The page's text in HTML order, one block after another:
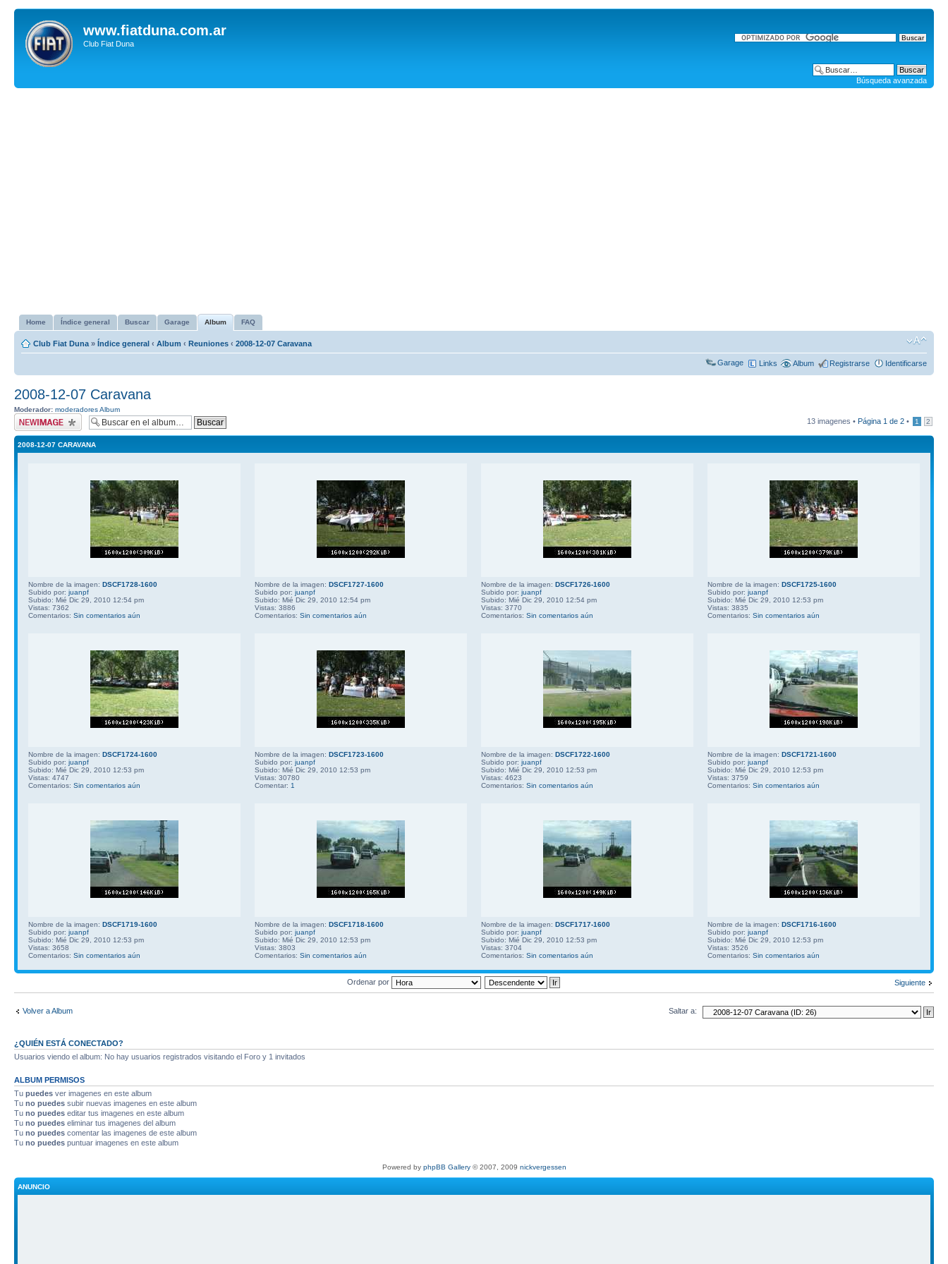
www.fiatduna.com.ar
Club Fiat Duna
Búsqueda avanzada
Home Índice general Buscar Garage Album FAQ
Club Fiat Duna » Índice general ‹ Album ‹ Reuniones ‹ 2008-12-07 Caravana
Garage Links Album Registrarse Identificarse
2008-12-07 Caravana
Moderador: moderadores Album
Subir imagen 13 imagenes • Página 1 de 2 • 1 2
2008-12-07 CARAVANA
Nombre de la imagen: DSCF1728-1600
Subido por: juanpf
Subido: Mié Dic 29, 2010 12:54 pm
Vistas: 7362
Comentarios: Sin comentarios aún
Nombre de la imagen: DSCF1727-1600
Subido por: juanpf
Subido: Mié Dic 29, 2010 12:54 pm
Vistas: 3886
Comentarios: Sin comentarios aún
Nombre de la imagen: DSCF1726-1600
Subido por: juanpf
Subido: Mié Dic 29, 2010 12:54 pm
Vistas: 3770
Comentarios: Sin comentarios aún
Nombre de la imagen: DSCF1725-1600
Subido por: juanpf
Subido: Mié Dic 29, 2010 12:53 pm
Vistas: 3835
Comentarios: Sin comentarios aún
Nombre de la imagen: DSCF1724-1600
Subido por: juanpf
Subido: Mié Dic 29, 2010 12:53 pm
Vistas: 4747
Comentarios: Sin comentarios aún
Nombre de la imagen: DSCF1723-1600
Subido por: juanpf
Subido: Mié Dic 29, 2010 12:53 pm
Vistas: 30780
Comentar: 1
Nombre de la imagen: DSCF1722-1600
Subido por: juanpf
Subido: Mié Dic 29, 2010 12:53 pm
Vistas: 4623
Comentarios: Sin comentarios aún
Nombre de la imagen: DSCF1721-1600
Subido por: juanpf
Subido: Mié Dic 29, 2010 12:53 pm
Vistas: 3759
Comentarios: Sin comentarios aún
Nombre de la imagen: DSCF1719-1600
Subido por: juanpf
Subido: Mié Dic 29, 2010 12:53 pm
Vistas: 3658
Comentarios: Sin comentarios aún
Nombre de la imagen: DSCF1718-1600
Subido por: juanpf
Subido: Mié Dic 29, 2010 12:53 pm
Vistas: 3803
Comentarios: Sin comentarios aún
Nombre de la imagen: DSCF1717-1600
Subido por: juanpf
Subido: Mié Dic 29, 2010 12:53 pm
Vistas: 3704
Comentarios: Sin comentarios aún
Nombre de la imagen: DSCF1716-1600
Subido por: juanpf
Subido: Mié Dic 29, 2010 12:53 pm
Vistas: 3526
Comentarios: Sin comentarios aún
Siguiente
Ordenar por
Volver a Album Saltar a:
¿QUIÉN ESTÁ CONECTADO?
Usuarios viendo el album: No hay usuarios registrados visitando el Foro y 1 invitados
ALBUM PERMISOS
Tu puedes ver imagenes en este album
Tu no puedes subir nuevas imagenes en este album
Tu no puedes editar tus imagenes en este album
Tu no puedes eliminar tus imagenes del album
Tu no puedes comentar las imagenes de este album
Tu no puedes puntuar imagenes en este album
Powered by phpBB Gallery© 2007, 2009 nickvergessen
ANUNCIO